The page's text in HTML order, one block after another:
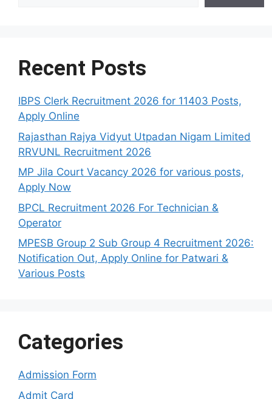
Recent Posts
IBPS Clerk Recruitment 2026 for 11403 Posts,
Apply Online
Rajasthan Rajya Vidyut Utpadan Nigam Limited
RRVUNL Recruitment 2026
MP Jila Court Vacancy 2026 for various posts,
Apply Now
BPCL Recruitment 2026 For Technician &
Operator
MPESB Group 2 Sub Group 4 Recruitment 2026:
Notification Out, Apply Online for Patwari &
Various Posts
Categories
Admission Form
Admit Card